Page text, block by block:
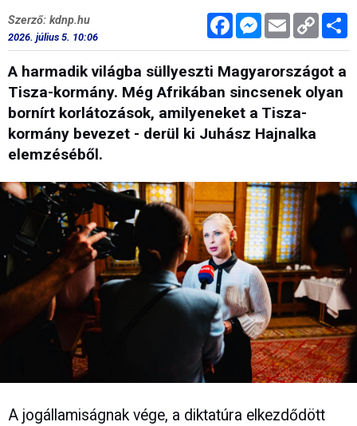
FacebookMessenger
Email Copy
Link
Szerző: kdnp.hu
2026. július 5. 10:06
A harmadik világba süllyeszti Magyarországot a
Tisza-kormány. Még Afrikában sincsenek olyan
bornírt korlátozások, amilyeneket a Tisza-
kormány bevezet - derül ki Juhász Hajnalka
elemzéséből.
A jogállamiságnak vége, a diktatúra elkezdődött